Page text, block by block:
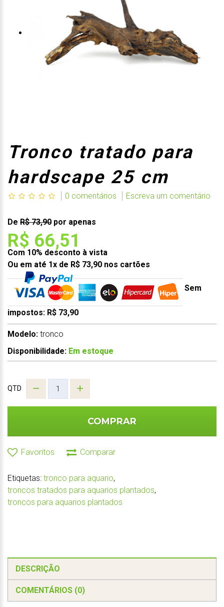
Tronco tratado para
hardscape 25 cm
0 comentários Escreva um comentário
De R$ 73,90 por apenas
R$ 66,51
Com 10% desconto à vista
Ou em até 1x de R$ 73,90 nos cartões
Sem
impostos: R$ 73,90
Modelo: tronco
Disponibilidade: Em estoque
QTD
COMPRAR
Favoritos Comparar
Etiquetas: tronco para aquario,
troncos tratados para aquarios plantados,
troncos para aquarios plantados
DESCRIÇÃO
COMENTÁRIOS (0)